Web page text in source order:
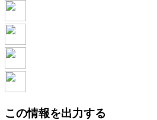
この情報を出力する